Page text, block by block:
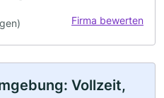
Firma bewerten
Vollzeit,